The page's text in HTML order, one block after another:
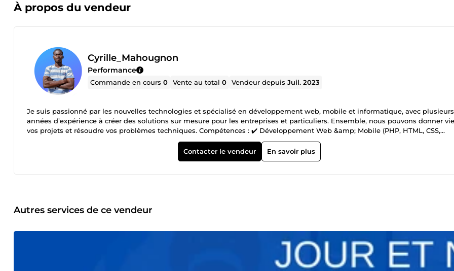
À propos du vendeur
Cyrille_Mahougnon
Performance
Commande en cours0 Vente au total0 Vendeur depuisJuil. 2023
Je suis passionné par les nouvelles technologies et spécialisé en développement web, mobile et informatique, avec plusieurs
années d’expérience à créer des solutions sur mesure pour les entreprises et particuliers. Ensemble, nous pouvons donner
vos projets et résoudre vos problèmes techniques. Compétences : ✔️ Développement Web &amp; Mobile (PHP, HTML, CSS,
JavaScript) ✔️ Automatisation &amp; Scripts sur mesure ✔️ Gestion de bases de données &amp; Optimisation de
vous avez un besoin particulier qui ne figure pas dans mes offres, je peux concevoir une solution adaptée.
Contacter le vendeur En savoir plus
Autres services de ce vendeur